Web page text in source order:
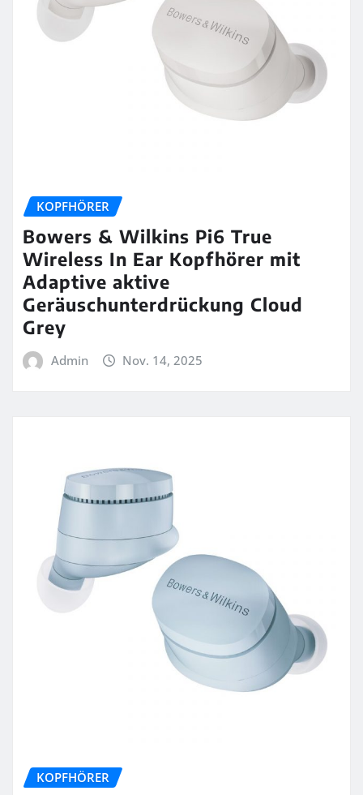
KOPFHÖRER
Bowers & Wilkins Pi6 True
Wireless In Ear Kopfhörer mit
Adaptive aktive
Geräuschunterdrückung Cloud
Grey
Admin Nov. 14, 2025
KOPFHÖRER